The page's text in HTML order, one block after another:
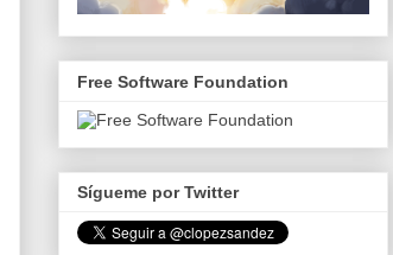
Free Software Foundation
Sígueme por Twitter